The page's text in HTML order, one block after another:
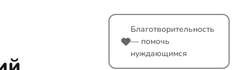
Благотворительность
— помочь
нуждающимся